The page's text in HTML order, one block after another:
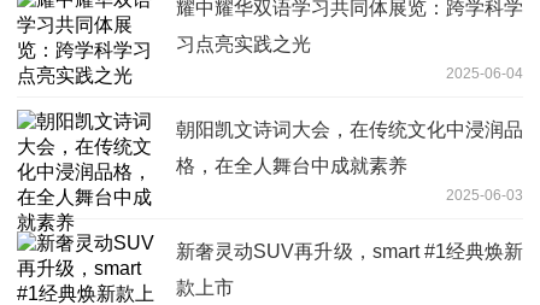
耀中耀华双语学习共同体展览：跨学科学
习点亮实践之光
2025-06-04
朝阳凯文诗词大会，在传统文化中浸润品
格，在全人舞台中成就素养
2025-06-03
新奢灵动SUV再升级，smart #1经典焕新
款上市